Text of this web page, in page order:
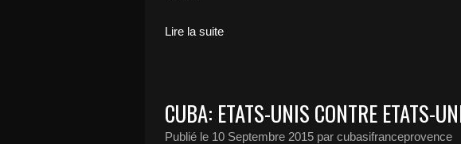
Lire la suite
CUBA: ETATS-UNIS CONTRE ETATS-
Publié le 10 Septembre 2015 par cubasifranceprovence